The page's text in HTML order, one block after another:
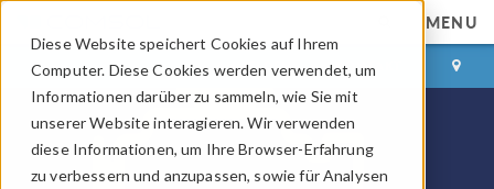
Diese Website speichert Cookies auf Ihrem
Computer. Diese Cookies werden verwendet, um
Informationen darüber zu sammeln, wie Sie mit
unserer Website interagieren. Wir verwenden
diese Informationen, um Ihre Browser-Erfahrung
zu verbessern und anzupassen, sowie für Analysen
MENU
ANMELDEN KONTAKT